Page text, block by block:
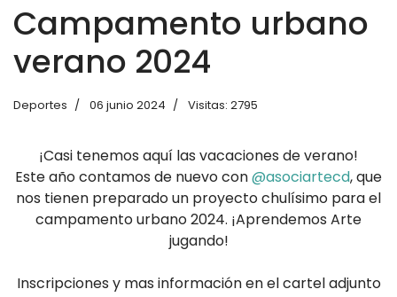
Campamento urbano
verano 2024
Deportes 06 junio 2024 Visitas: 2795
¡Casi tenemos aquí las vacaciones de verano!
Este año contamos de nuevo con@asociartecd, que
nos tienen preparado un proyecto chulísimo para el
campamento urbano 2024. ¡Aprendemos Arte
jugando!
Inscripciones y mas información en el cartel adjunto